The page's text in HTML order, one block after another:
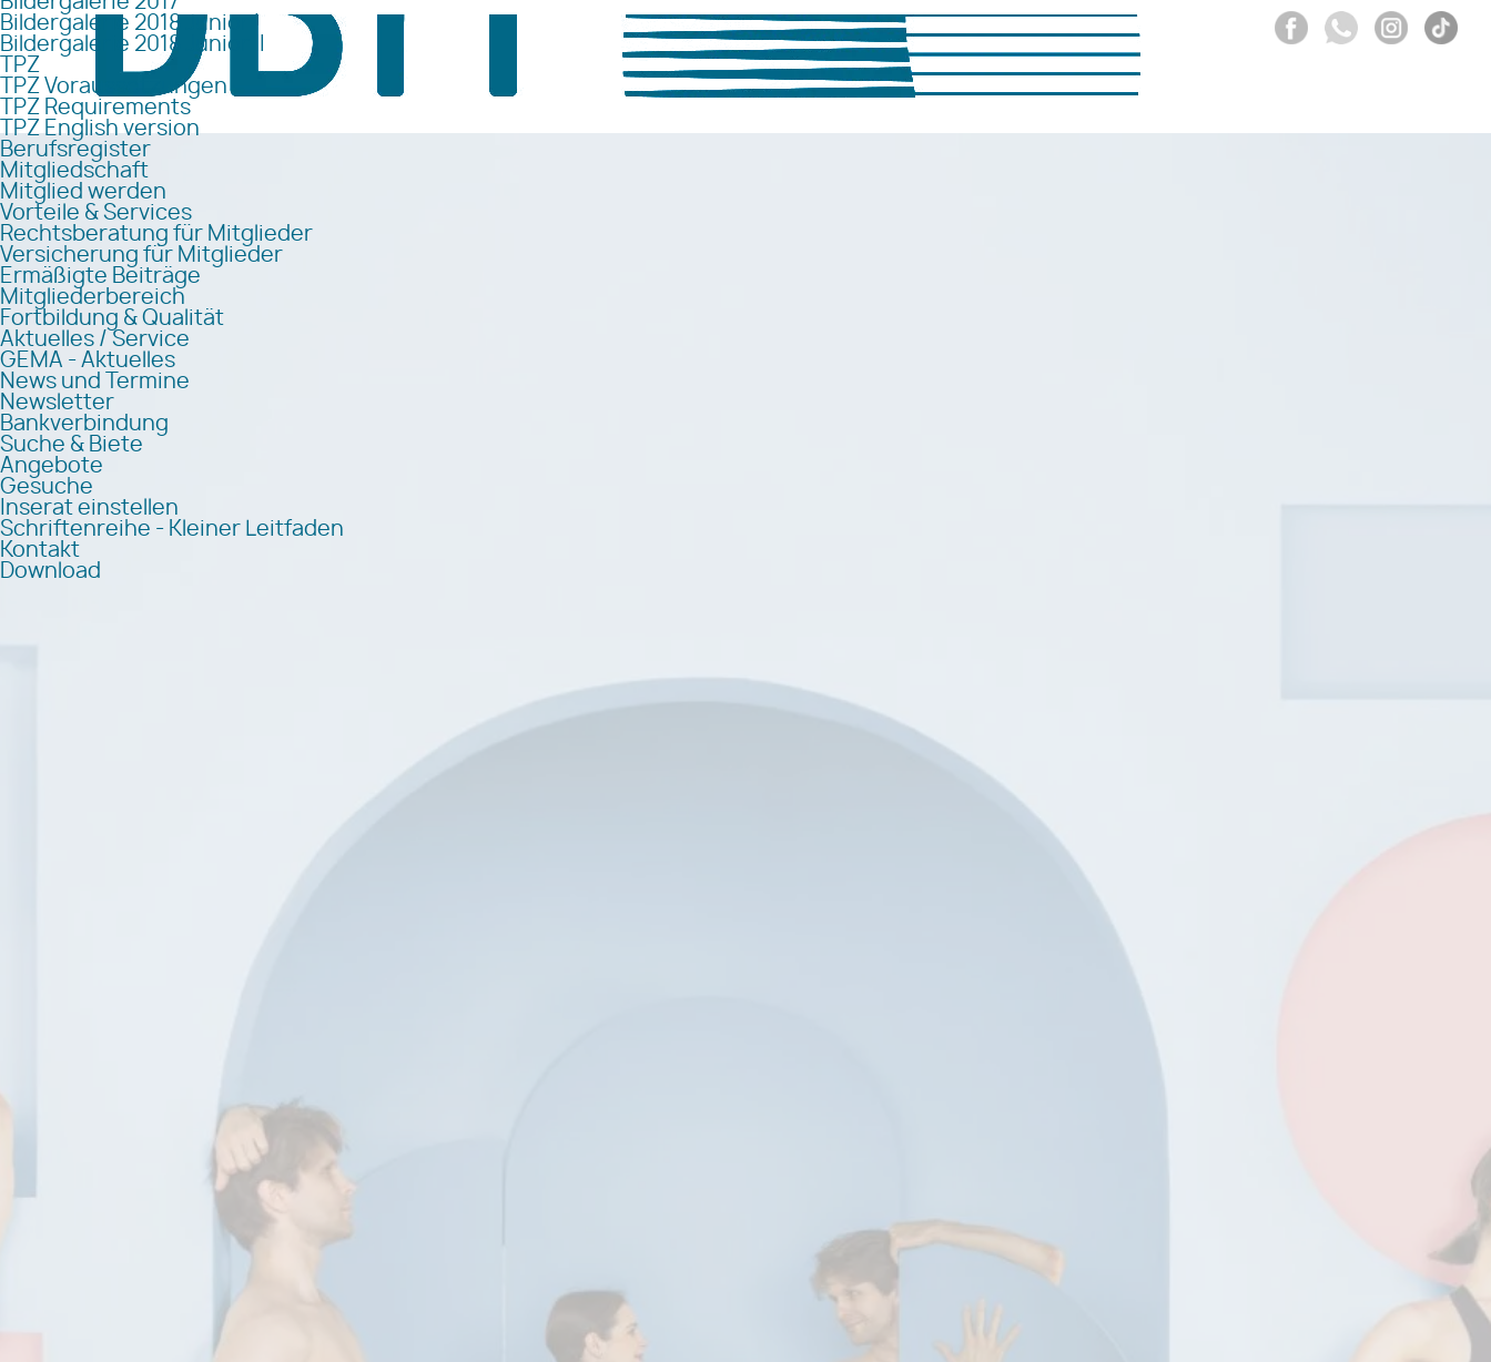
Bildergalerie 2018 Junior I
Bildergalerie 2018 Junior II
TPZ
TPZ Voraussetzungen
TPZ Requirements
TPZ English version
Berufsregister
Mitgliedschaft
Mitglied werden
Vorteile & Services
Rechtsberatung für Mitglieder
Versicherung für Mitglieder
Ermäßigte Beiträge
Mitgliederbereich
Fortbildung & Qualität
Aktuelles / Service
GEMA - Aktuelles
News und Termine
Newsletter
Bankverbindung
Suche & Biete
Angebote
Gesuche
Inserat einstellen
Schriftenreihe - Kleiner Leitfaden
Kontakt
Download